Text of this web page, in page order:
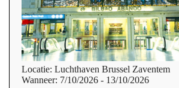
Locatie: Luchthaven Brussel Zaventem
Wanneer: 7/10/2026 - 13/10/2026